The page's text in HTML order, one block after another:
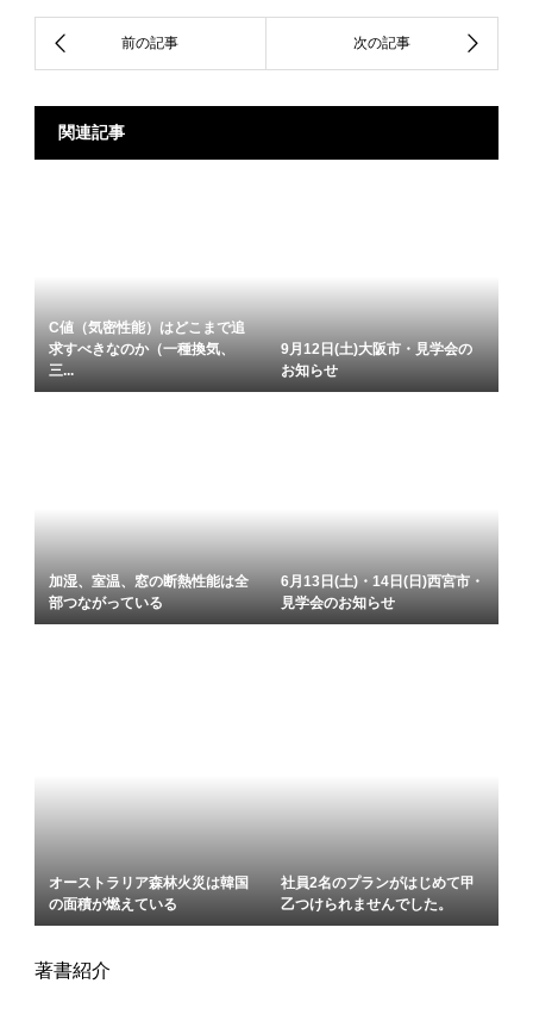
関連記事
C値（気密性能）はどこまで追
求すべきなのか（一種換気、
三...
9月12日(土)大阪市・見学会の
お知らせ
加湿、室温、窓の断熱性能は全
部つながっている
6月13日(土)・14日(日)⻄宮市・
見学会のお知らせ
オーストラリア森林火災は韓国
の面積が燃えている
社員2名のプランがはじめて甲
乙つけられませんでした。
著書紹介